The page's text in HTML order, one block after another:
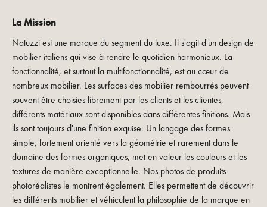
La Mission
Natuzzi est une marque du segment du luxe. Il s'agit d'un design de
mobilier italiens qui vise à rendre le quotidien harmonieux. La
fonctionnalité, et surtout la multifonctionnalité, est au cœur de
nombreux mobilier. Les surfaces des mobilier rembourrés peuvent
souvent être choisies librement par les clients et les clientes,
différents matériaux sont disponibles dans différentes finitions. Mais
ils sont toujours d'une finition exquise. Un langage des formes
simple, fortement orienté vers la géométrie et rarement dans le
domaine des formes organiques, met en valeur les couleurs et les
textures de manière exceptionnelle. Nos photos de produits
photoréalistes le montrent également. Elles permettent de découvrir
les différents mobilier et véhiculent la philosophie de la marque en